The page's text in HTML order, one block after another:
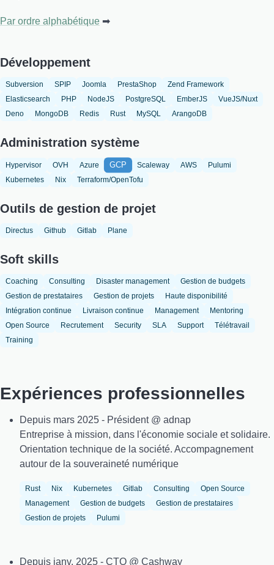
Par ordre alphabétique
Développement
Subversion SPIP Joomla PrestaShop
Zend Framework
Elasticsearch
PHP NodeJS PostgreSQL EmberJS
VueJS/Nuxt
Deno
MongoDB Redis Rust MySQL ArangoDB
Administration système
Hypervisor OVH Azure GCP Scaleway AWS
Pulumi
Kubernetes
Nix Terraform/OpenTofu
Outils de gestion de projet
Directus Github Gitlab Plane
Soft skills
Coaching Consulting Disaster management
Gestion de budgets
Gestion de prestataires
Gestion de projets
Haute disponibilité
Intégration continue
Livraison continue Management
Mentoring
Open Source
Recrutement Security SLA Support
Télétravail
Training
Expériences professionnelles
Depuis mars 2025 - Président @ adnap
Entreprise à mission, dans l'économie sociale et solidaire.
Orientation technique de la société. Accompagnement
autour de la souveraineté numérique
Rust Nix Kubernetes Gitlab Consulting
Open Source
Management
Gestion de budgets
Gestion de prestataires
Gestion de projets
Pulumi
Depuis janv. 2025 - CTO @ Cashway